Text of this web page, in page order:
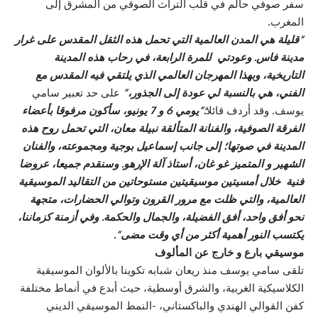
سفر صوفي حالم في قلب التراث الصوقي من المشرق إلى
المغرب.
“قليلة هي المدن العالمية التي تحمل هذه الثقل المقدس على غرار
مدينة فاس. وعودتي للمرة الرابعة، في رحاب هذه المدينة
التاريخية، وبهذا المهرجان العالمي الذي يلتقي فيه المقدس مع
الفني، هي بالنسبة لي عودة إلى الجذور،” على حد تعبير سامي
يوسف. وقد أردف قائلا
:”يومي 6 و 7 يونيو، سأكون مرفوقا بأعضاء
الفرقة الصوفية، والفنانة المتألقة نبيلة معان، التي تحمل روح هذه
المدينة في صوتها؛ إلى جانب إسماعيل بوجية ومجموعته، والفنان
الشهير و المتميز غو غان، أستاذ آلة الإرهو. وسنقدم جميعا، عروضا
فنية خلال أمسيتين موسيقيتين مستوحاتين من التقاليد الموسيقية
العالمية، والتي ظلت مع مرور القرون وتوالي الحضارات، متجهة
نحو أفق واحد، أفق الفضيلة، والجمال والحكمة. وفي أزمنة كزماننا،
يكتسب النور أهمية أكثر من أي وقت مضى”.
موسيقي بارع و خارج عن المألوف
تلقى سامي يوسف منذ ريعان شبابه تكوينا بالألوان الموسيقية
الكلاسيكية الغربية، والشرق أوسطية، حيث أبدع في أنماط مختلفة
كفن القوالي الهندي والباكستاني، -النمط الموسيقي الديني